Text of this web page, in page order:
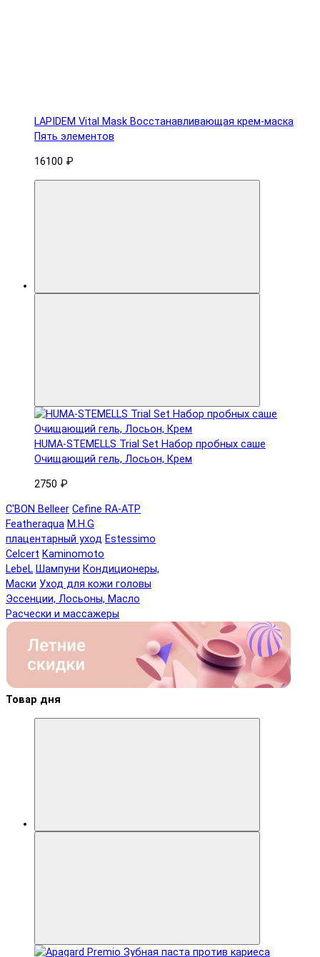
LAPIDEM Vital Mask Восстанавливающая крем-маска
Пять элементов
16100 ₽
HUMA-STEMELLS Trial Set Набор пробных саше
Очищающий гель, Лосьон, Крем
2750 ₽
C'BON Belleer Cefine RA-ATP
Featheraqua M.H.G
плацентарный уход Estessimo
Celcert Kaminomoto
LebeL Шампуни Кондиционеры,
Маски Уход для кожи головы
Эссенции, Лосьоны, Масло
Расчески и массажеры
Товар дня